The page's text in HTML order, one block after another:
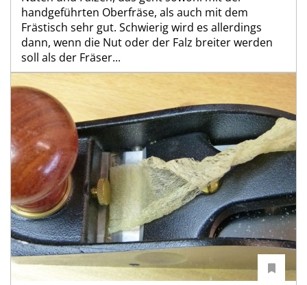
handgeführten Oberfräse, als auch mit dem
Frästisch sehr gut. Schwierig wird es allerdings
dann, wenn die Nut oder der Falz breiter werden
soll als der Fräser...